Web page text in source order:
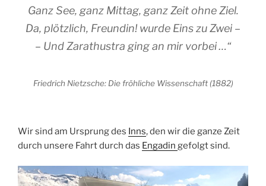
Ganz See, ganz Mittag, ganz Zeit ohne Ziel.
Da, plötzlich, Freundin! wurde Eins zu Zwei –
– Und Zarathustra ging an mir vorbei …“
Friedrich Nietzsche: Die fröhliche Wissenschaft (1882)
Wir sind am Ursprung des Inns, den wir die ganze Zeit
durch unsere Fahrt durch das Engadin gefolgt sind.